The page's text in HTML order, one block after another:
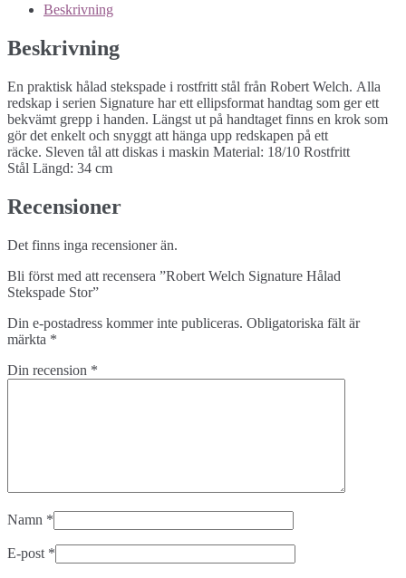
Beskrivning
Beskrivning
En praktisk hålad stekspade i rostfritt stål från Robert Welch. Alla
redskap i serien Signature har ett ellipsformat handtag som ger ett
bekvämt grepp i handen. Längst ut på handtaget finns en krok som
gör det enkelt och snyggt att hänga upp redskapen på ett
räcke. Sleven tål att diskas i maskin Material: 18/10 Rostfritt
Stål Längd: 34 cm
Recensioner
Det finns inga recensioner än.
Bli först med att recensera ”Robert Welch Signature Hålad
Stekspade Stor”
Din e-postadress kommer inte publiceras. Obligatoriska fält är
märkta *
Din recension *
Namn *
E-post *